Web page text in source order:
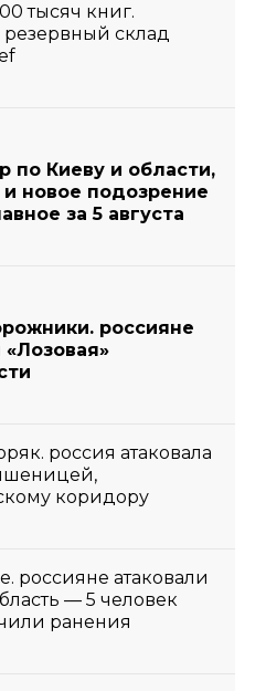
тысяч книг.
склад
по Киеву и области,
новое подозрение
за 5 августа
россияне
россия атаковала
коридору
россияне атаковали
— 5 человек
ранения